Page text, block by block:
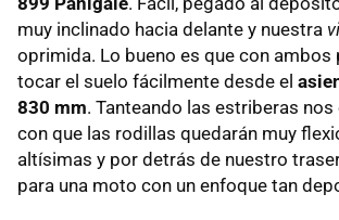
muy inclinado hacia delante y nuestra
oprimida. Lo bueno es que con ambos
tocar el suelo fácilmente desde el
830 mm. Tanteando las estriberas
con que las rodillas quedarán muy
altísimas y por detrás de nuestro
para una moto con un enfoque tan